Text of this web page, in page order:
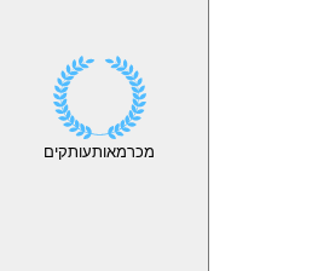
מכרמאותעותקים